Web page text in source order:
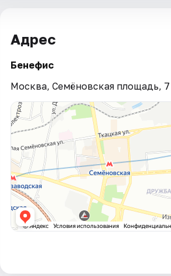
Адрес
Бенефис
Москва, Семёновская площадь, 7